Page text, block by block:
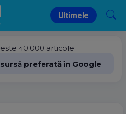
Ultimele
40.000 articole
preferată în Google